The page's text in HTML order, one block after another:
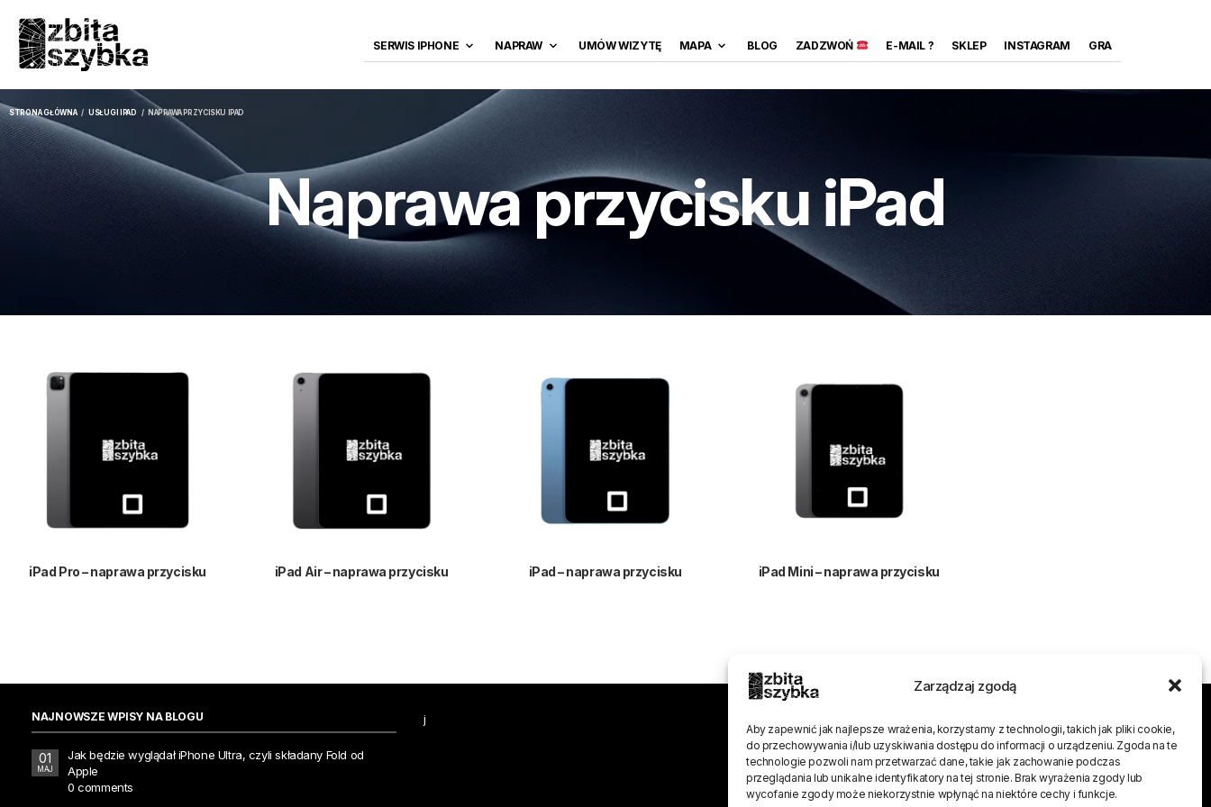
Zarządzaj zgodą
Aby zapewnić jak najlepsze wrażenia, korzystamy z technologii, takich jak pliki cookie,
do przechowywania i/lub uzyskiwania dostępu do informacji o urządzeniu. Zgoda na te
technologie pozwoli nam przetwarzać dane, takie jak zachowanie podczas
przeglądania lub unikalne identyfikatory na tej stronie. Brak wyrażenia zgody lub
wycofanie zgody może niekorzystnie wpłynąć na niektóre cechy i funkcje.
SERWIS IPHONE NAPRAW UMÓW WIZYTĘ MAPA BLOG ZADZWOŃ E-MAIL ? SKLEP INSTAGRAM GRA
STRONA GŁÓWNA/ USŁUGI IPAD / NAPRAWA PRZYCISKU IPAD
Naprawa przycisku iPad
iPad Pro – naprawa przycisku iPad Air – naprawa przycisku iPad – naprawa przycisku iPad Mini – naprawa przycisku
NAJNOWSZE WPISY NA BLOGU
01
MAJ
Jak będzie wyglądał iPhone Ultra, czyli składany Fold od
Apple
0 comments
j